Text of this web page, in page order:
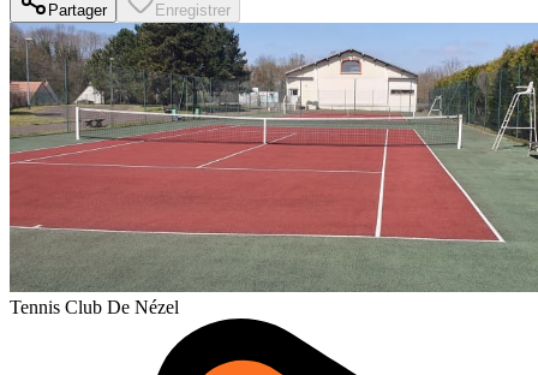
Partager Enregistrer
Tennis Club De Nézel